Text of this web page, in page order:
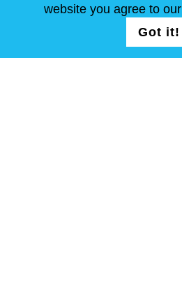
FOLG UNS AUF
REGISTRATION
website you agree to our
Got it!